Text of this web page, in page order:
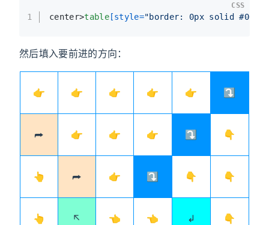
1 center>table[style="border: 0px solid
CSS
然后填入要前进的方向：
👉 👉 👉 👉 👉 ⤵️
⮫ 👉 👉 👉 ⤵️ 👇
👆 ⮫ 👉 ⤵️ 👇 👇
👆 ↖ 👈 👈 ↲ 👇